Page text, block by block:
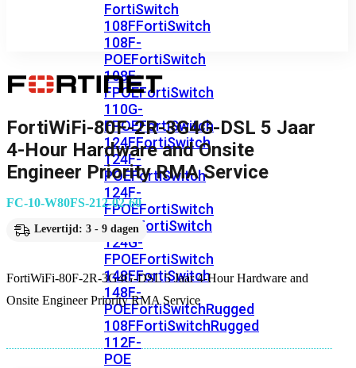
FortiSwitch
108FFortiSwitch
108F-
POEFortiSwitch
108F-
FPOEFortiSwitch
110G-
FPOEFortiSwitch
124FFortiSwitch
124F-
POEFortiSwitch
124F-
FPOEFortiSwitch
124GFortiSwitch
124G-
FPOEFortiSwitch
148FFortiSwitch
148F-
POEFortiSwitchRugged
108FFortiSwitchRugged
112F-
POE
FortiWiFi-80F-2R-3G4G-DSL 5 Jaar
4-Hour Hardware and Onsite
Engineer Priority RMA Service
FC-10-W80FS-212-02-60
Levertijd: 3 - 9 dagen
FortiWiFi-80F-2R-3G4G-DSL 5 Jaar 4-Hour Hardware and
Onsite Engineer Priority RMA Service